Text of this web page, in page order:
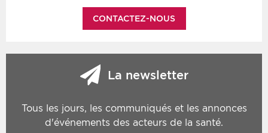
CONTACTEZ-NOUS
La newsletter
Tous les jours, les communiqués et les annonces
d'événements des acteurs de la santé.